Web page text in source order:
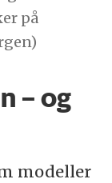
på
– og
modeller